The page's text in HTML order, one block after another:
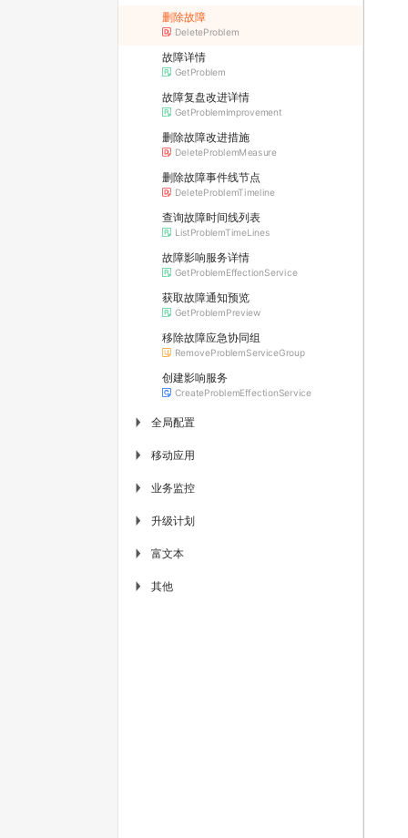
删除故障
DeleteProblem
故障详情
GetProblem
故障复盘改进详情
GetProblemImprovement
删除故障改进措施
DeleteProblemMeasure
删除故障事件线节点
DeleteProblemTimeline
查询故障时间线列表
ListProblemTimeLines
故障影响服务详情
GetProblemEffectionService
获取故障通知预览
GetProblemPreview
移除故障应急协同组
RemoveProblemServiceGroup
创建影响服务
CreateProblemEffectionService
▶ 全局配置
▶ 移动应用
▶ 业务监控
▶ 升级计划
▶ 富文本
▶ 其他